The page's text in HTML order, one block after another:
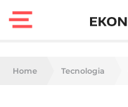
Finanças
Home Tecnologia